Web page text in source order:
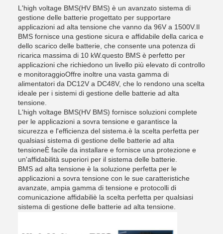
L'high voltage BMS(HV BMS) è un avanzato sistema di
gestione delle batterie progettato per supportare
applicazioni ad alta tensione che vanno da 96V a 1500V.Il
BMS fornisce una gestione sicura e affidabile della carica e
dello scarico delle batterie, che consente una potenza di
ricarica massima di 10 kW.questo BMS è perfetto per
applicazioni che richiedono un livello più elevato di controllo
e monitoraggioOffre inoltre una vasta gamma di
alimentatori da DC12V a DC48V, che lo rendono una scelta
ideale per i sistemi di gestione delle batterie ad alta
tensione.
L'high voltage BMS(HV BMS) fornisce soluzioni complete
per le applicazioni a sovra tensione e garantisce la
sicurezza e l'efficienza del sistema.è la scelta perfetta per
qualsiasi sistema di gestione delle batterie ad alta
tensioneÈ facile da installare e fornisce una protezione e
un'affidabilità superiori per il sistema delle batterie.
BMS ad alta tensione è la soluzione perfetta per le
applicazioni a sovra tensione con le sue caratteristiche
avanzate, ampia gamma di tensione e protocolli di
comunicazione affidabiliè la scelta perfetta per qualsiasi
sistema di gestione delle batterie ad alta tensione.